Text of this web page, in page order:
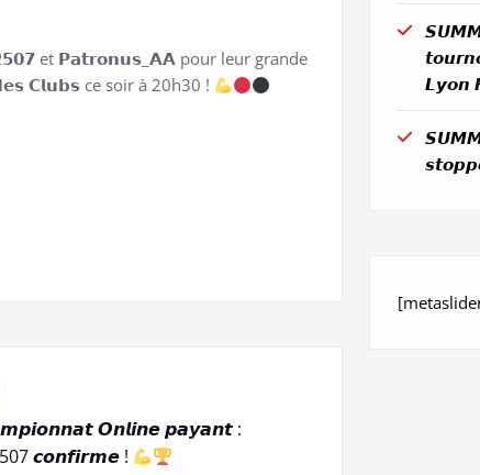
et 𝗣𝗮𝘁𝗿𝗼𝗻𝘂𝘀_𝗔𝗔 pour leur grande
𝗖𝗹𝘂𝗯𝘀 ce soir à 20h30 !
𝙊𝙣𝙡𝙞𝙣𝙚 𝙥𝙖𝙮𝙖𝙣𝙩 :
𝙘𝙤𝙣𝙛𝙞𝙧𝙢𝙚 !
𝙇𝙮𝙤𝙣